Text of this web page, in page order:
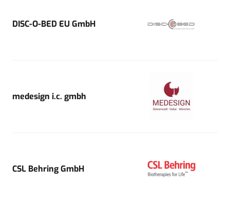
DISC-O-BED EU GmbH
medesign i.c. gmbh
CSL Behring GmbH